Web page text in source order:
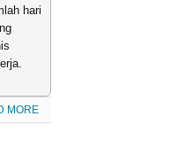
hari
MORE